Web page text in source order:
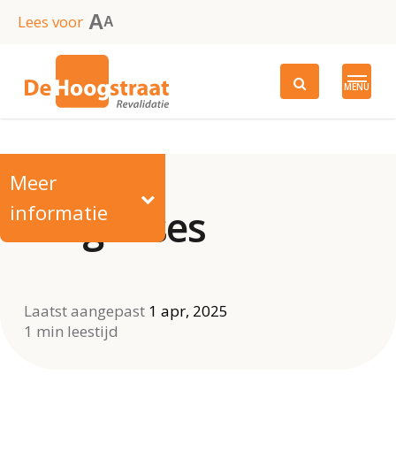
SkipLees voor AA
MENU
Meer
informatie
Diagnoses
Laatst aangepast 1 apr, 2025
1 min leestijd